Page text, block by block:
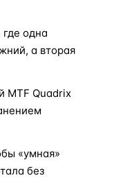
одна
а вторая
MTF Quadrix
«умная»
без